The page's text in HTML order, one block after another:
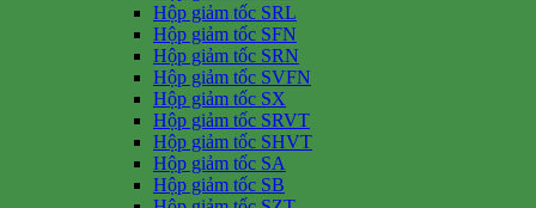
Hộp giảm tốc SRL
Hộp giảm tốc SFN
Hộp giảm tốc SRN
Hộp giảm tốc SVFN
Hộp giảm tốc SX
Hộp giảm tốc SRVT
Hộp giảm tốc SHVT
Hộp giảm tốc SA
Hộp giảm tốc SB